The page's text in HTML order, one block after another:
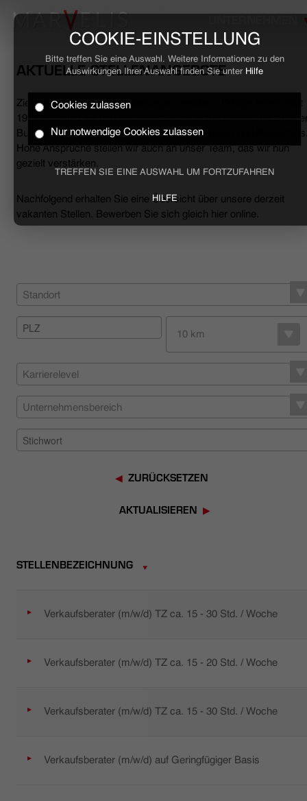
COOKIE-EINSTELLUNG
Bitte treffen Sie eine Auswahl. Weitere Informationen zu den
Auswirkungen Ihrer Auswahl finden Sie unter Hilfe
Cookies zulassen
Nur notwendige Cookies zulassen
TREFFEN SIE EINE AUSWAHL UM FORTZUFAHREN
HILFE
HOME
BUSINESS
UNTERNEHMEN
NACHHALTIGKEIT
HÄNDLERSUCHE
AKTUELLE STELLENANGEBOTE
Ziele erreichen, Herausforderungen meistern, Erfolge feiern. Seit
1994 begleiten wir den anspruchsvollen Mann sowohl mit
Business- als auch mit lässigen Casual-Hemden und Polo-
Hohe Ansprüche stellen wir auch an unser Team, das wir nun
gezielt verstärken.
Nachfolgend erhalten Sie eine Übersicht über unsere derzeit
vakanten Stellen. Bewerben Sie sich gleich hier online.
Standort
10 km
Karrierelevel
Unternehmensbereich
ZURÜCKSETZEN
AKTUALISIEREN
STELLENBEZEICHNUNG
Verkaufsberater (m/w/d) TZ ca. 15 - 30 Std. / Woche
Verkaufsberater (m/w/d) TZ ca. 15 - 20 Std. / Woche
Verkaufsberater (m/w/d) TZ ca. 15 - 30 Std. / Woche
Verkaufsberater (m/w/d) auf Geringfügiger Basis